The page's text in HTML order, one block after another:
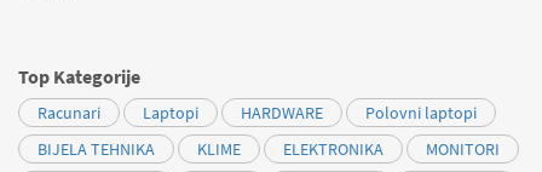
Top Kategorije
Racunari Laptopi HARDWARE
Polovni laptopi
BIJELA TEHNIKA
KLIME ELEKTRONIKA
MONITORI